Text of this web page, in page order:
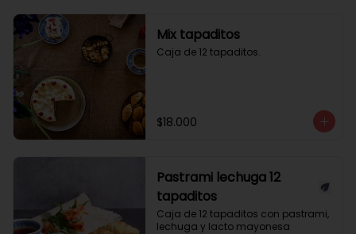
Mix tapaditos
Caja de 12 tapaditos.
$18.000
Pastrami lechuga 12
tapaditos
Caja de 12 tapaditos con pastrami,
lechuga y lacto mayonesa